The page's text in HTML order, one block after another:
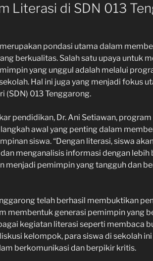
Literasi di SDN 013
pondasi utama dalam
berkualitas. Salah satu upaya untuk
yang unggul adalah melalui
Hal ini juga yang menjadi fokus
(SDN) 013 Tenggarong.
pendidikan, Dr. Ani Setiawan,
awal yang penting dalam
siswa. “Dengan literasi, siswa
menganalisis informasi dengan lebih
menjadi pemimpin yang tangguh dan
telah berhasil membuktikan
membentuk generasi pemimpin yang
kegiatan literasi seperti membaca
kelompok, para siswa di sekolah
berkomunikasi dan berpikir kritis.